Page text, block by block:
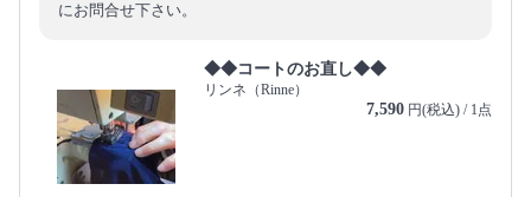
にお問合せ下さい。
◆◆コートのお直し◆◆
リンネ（Rinne）
7,590 円(税込) / 1点